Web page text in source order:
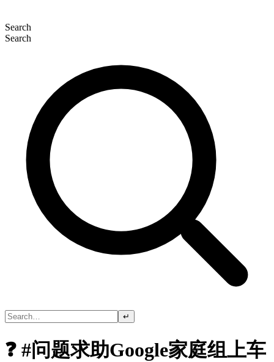
Search
Search
↵
❓ #问题求助Google家庭组上车